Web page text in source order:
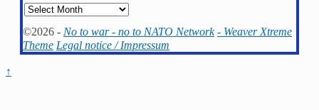
Archives
©2026 - No to war - no to NATO Network - Weaver Xtreme
Theme Legal notice / Impressum
↑